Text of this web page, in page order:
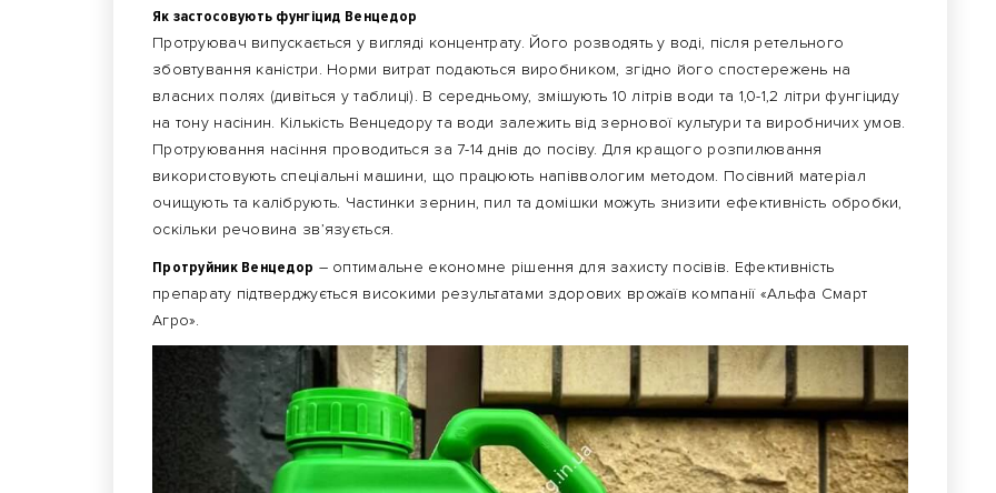
Як застосовують фунгіцид Венцедор
Протруювач випускається у вигляді концентрату. Його розводять у воді, після ретельного
збовтування каністри. Норми витрат подаються виробником, згідно його спостережень на
власних полях (дивіться у таблиці). В середньому, змішують 10 літрів води та 1,0-1,2 літри фунгіциду
на тону насінин. Кількість Венцедору та води залежить від зернової культури та виробничих умов.
Протруювання насіння проводиться за 7-14 днів до посіву. Для кращого розпилювання
використовують спеціальні машини, що працюють напіввологим методом. Посівний матеріал
очищують та калібрують. Частинки зернин, пил та домішки можуть знизити ефективність обробки,
оскільки речовина зв’язується.
Протруйник Венцедор – оптимальне економне рішення для захисту посівів. Ефективність
препарату підтверджується високими результатами здорових врожаїв компанії «Альфа Смарт
Агро».